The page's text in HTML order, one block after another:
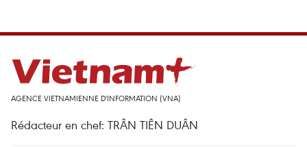
AGENCE VIETNAMIENNE D'INFORMATION (VNA)
Rédacteur en chef: TRÂN TIÊN DUÂN